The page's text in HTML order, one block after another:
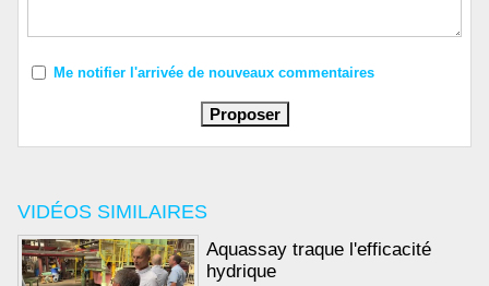
VIDÉOS SIMILAIRES
Aquassay traque l'efficacité
hydrique
Me notifier l'arrivée de nouveaux commentaires